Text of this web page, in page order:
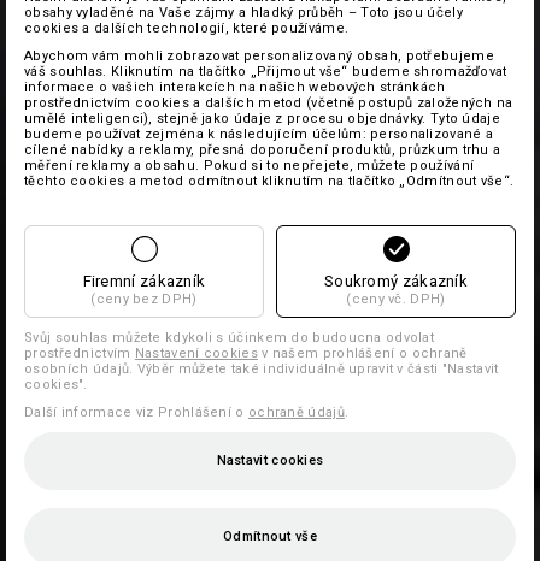
obsahy vyladěné na Vaše zájmy a hladký průběh – Toto jsou účely
cookies a dalších technologií, které používáme.
Abychom vám mohli zobrazovat personalizovaný obsah, potřebujeme
váš souhlas. Kliknutím na tlačítko „Přijmout vše“ budeme shromažďovat
informace o vašich interakcích na našich webových stránkách
prostřednictvím cookies a dalších metod (včetně postupů založených na
umělé inteligenci), stejně jako údaje z procesu objednávky. Tyto údaje
budeme používat zejména k následujícím účelům: personalizované a
cílené nabídky a reklamy, přesná doporučení produktů, průzkum trhu a
měření reklamy a obsahu. Pokud si to nepřejete, můžete používání
těchto cookies a metod odmítnout kliknutím na tlačítko „Odmítnout vše“.
Firemní zákazník
(ceny bez DPH)
Soukromý zákazník
(ceny vč. DPH)
Svůj souhlas můžete kdykoli s účinkem do budoucna odvolat
prostřednictvím Nastavení cookiesv našem prohlášení o ochraně
osobních údajů. Výběr můžete také individuálně upravit v části "Nastavit
cookies".
Další informace viz Prohlášení o ochraně údajů.
Nastavit cookies
Odmítnout vše